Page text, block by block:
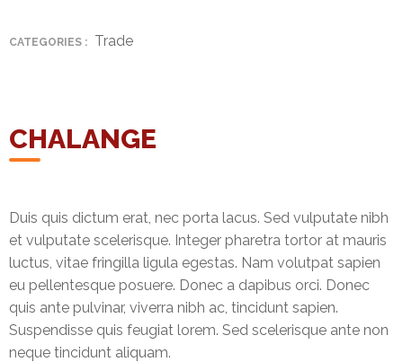
CATEGORIES : Trade
CHALANGE
Duis quis dictum erat, nec porta lacus. Sed vulputate nibh
et vulputate scelerisque. Integer pharetra tortor at mauris
luctus, vitae fringilla ligula egestas. Nam volutpat sapien
eu pellentesque posuere. Donec a dapibus orci. Donec
quis ante pulvinar, viverra nibh ac, tincidunt sapien.
Suspendisse quis feugiat lorem. Sed scelerisque ante non
neque tincidunt aliquam.
Loans &
Advances
Lockers
Charges
Updates
DEAF